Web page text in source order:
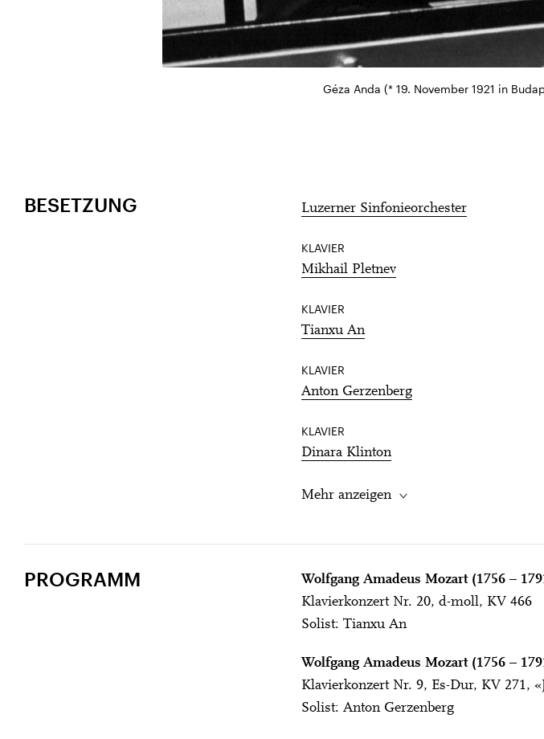
Géza Anda (* 19. November 1921 in
BESETZUNG Luzerner Sinfonieorchester
KLAVIER
Mikhail Pletnev
KLAVIER
Tianxu An
KLAVIER
Anton Gerzenberg
KLAVIER
Dinara Klinton
Mehr anzeigen
PROGRAMM
Wolfgang Amadeus Mozart (1756 –
Klavierkonzert Nr. 20, d-moll, KV 466
Solist: Tianxu An
Wolfgang Amadeus Mozart (1756 –
Klavierkonzert Nr. 9, Es-Dur, KV 271,
Solist: Anton Gerzenberg